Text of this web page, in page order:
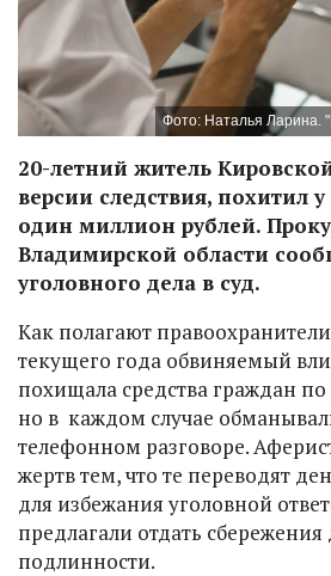
Фото: Наталья Ларина.
20-летний житель
версии следствия, похитил
один миллион рублей.
Владимирской области
уголовного дела в суд.
Как полагают
текущего года обвиняемый
похищала средства граждан
но в каждом случае
телефонном разговоре.
жертв тем, что те переводят
для избежания уголовной
предлагали отдать
подлинности.